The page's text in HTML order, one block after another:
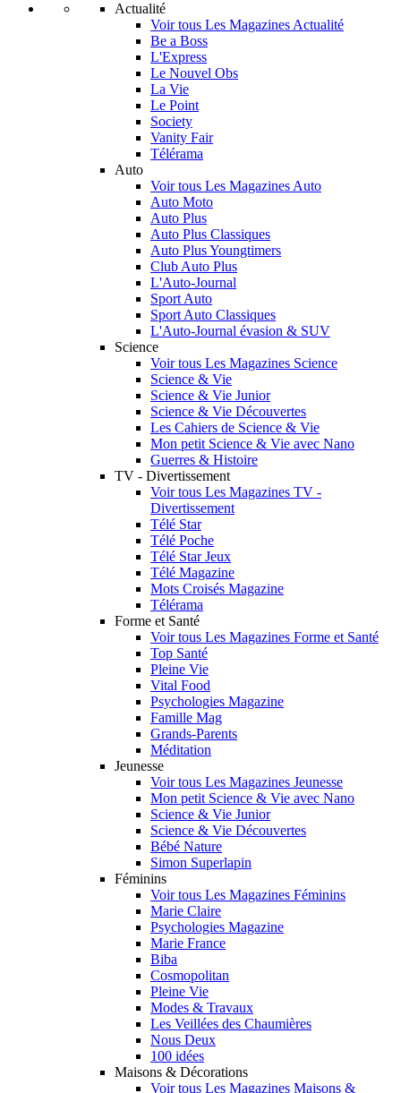
Actualité
Voir tous Les Magazines Actualité
Be a Boss
L'Express
Le Nouvel Obs
La Vie
Le Point
Society
Vanity Fair
Télérama
Auto
Voir tous Les Magazines Auto
Auto Moto
Auto Plus
Auto Plus Classiques
Auto Plus Youngtimers
Club Auto Plus
L'Auto-Journal
Sport Auto
Sport Auto Classiques
L'Auto-Journal évasion & SUV
Science
Voir tous Les Magazines Science
Science & Vie
Science & Vie Junior
Science & Vie Découvertes
Les Cahiers de Science & Vie
Mon petit Science & Vie avec Nano
Guerres & Histoire
TV - Divertissement
Voir tous Les Magazines TV -
Divertissement
Télé Star
Télé Poche
Télé Star Jeux
Télé Magazine
Mots Croisés Magazine
Télérama
Forme et Santé
Voir tous Les Magazines Forme et Santé
Top Santé
Pleine Vie
Vital Food
Psychologies Magazine
Famille Mag
Grands-Parents
Méditation
Jeunesse
Voir tous Les Magazines Jeunesse
Mon petit Science & Vie avec Nano
Science & Vie Junior
Science & Vie Découvertes
Bébé Nature
Simon Superlapin
Féminins
Voir tous Les Magazines Féminins
Marie Claire
Psychologies Magazine
Marie France
Biba
Cosmopolitan
Pleine Vie
Modes & Travaux
Les Veillées des Chaumières
Nous Deux
100 idées
Maisons & Décorations
Voir tous Les Magazines Maisons &